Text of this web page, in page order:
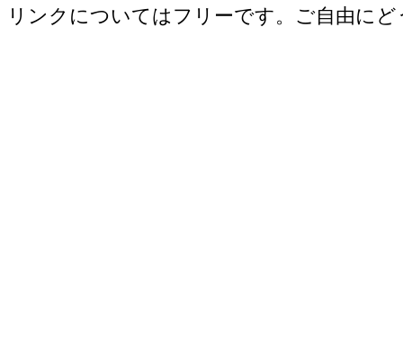
リンクについてはフリーです。ご自由にど